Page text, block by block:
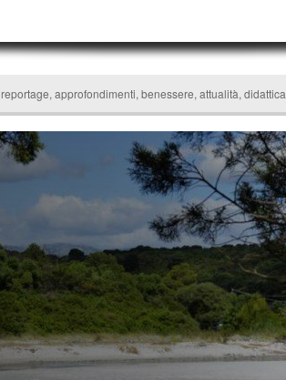
approfondimenti, benessere, attualità,